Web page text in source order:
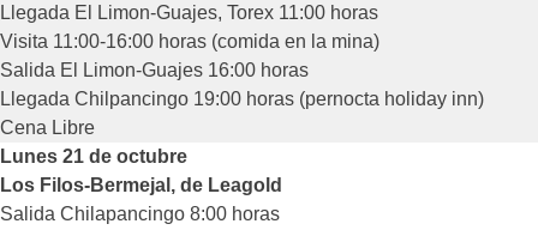
Llegada El Limon-Guajes, Torex 11:00 horas
Visita 11:00-16:00 horas (comida en la mina)
Salida El Limon-Guajes 16:00 horas
Llegada Chilpancingo 19:00 horas (pernocta holiday inn)
Cena Libre
Lunes 21 de octubre
Los Filos-Bermejal, de Leagold
Salida Chilapancingo 8:00 horas